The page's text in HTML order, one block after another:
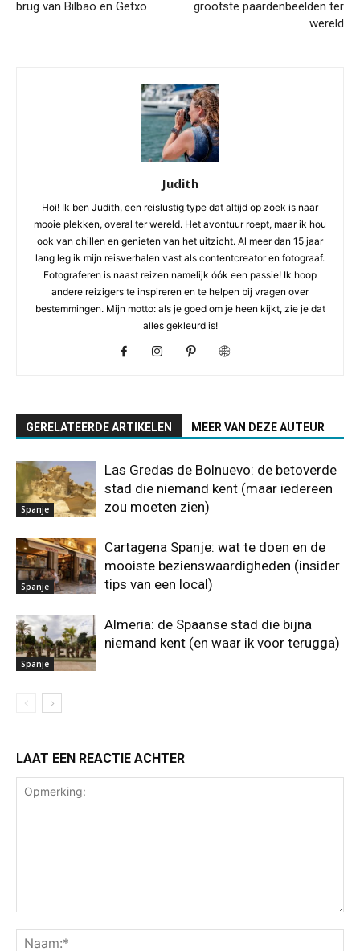
brug van Bilbao en Getxo
grootste paardenbeelden ter
wereld
Judith
Hoi! Ik ben Judith, een reislustig type dat altijd op zoek is naar
mooie plekken, overal ter wereld. Het avontuur roept, maar ik hou
ook van chillen en genieten van het uitzicht. Al meer dan 15 jaar
lang leg ik mijn reisverhalen vast als contentcreator en fotograaf.
Fotograferen is naast reizen namelijk óók een passie! Ik hoop
andere reizigers te inspireren en te helpen bij vragen over
bestemmingen. Mijn motto: als je goed om je heen kijkt, zie je dat
alles gekleurd is!
GERELATEERDE ARTIKELEN MEER VAN DEZE AUTEUR
Spanje
Las Gredas de Bolnuevo: de betoverde
stad die niemand kent (maar iedereen
zou moeten zien)
Spanje
Cartagena Spanje: wat te doen en de
mooiste bezienswaardigheden (insider
tips van een local)
Spanje
Almeria: de Spaanse stad die bijna
niemand kent (en waar ik voor terugga)
LAAT EEN REACTIE ACHTER